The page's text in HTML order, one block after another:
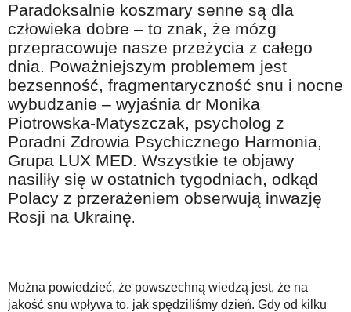
Taniej, okazyjnie, specjalnie dla 60plus
Na wesoło
Hobby i pasje
Żyj aktywnie
60plus - najcenniejsi klienci
Dobra opieka
Warto naśladować
Coś dla ducha
Ciekawe książki
Paradoksalnie koszmary senne są dla
człowieka dobre – to znak, że mózg
przepracowuje nasze przeżycia z całego
dnia. Poważniejszym problemem jest
bezsenność, fragmentaryczność snu i nocne
wybudzanie – wyjaśnia dr Monika
Piotrowska-Matyszczak, psycholog z
Poradni Zdrowia Psychicznego Harmonia,
Grupa LUX MED. Wszystkie te objawy
nasiliły się w ostatnich tygodniach, odkąd
Polacy z przerażeniem obserwują inwazję
Rosji na Ukrainę.
Można powiedzieć, że powszechną wiedzą jest, że na
jakość snu wpływa to, jak spędziliśmy dzień. Gdy od kilku